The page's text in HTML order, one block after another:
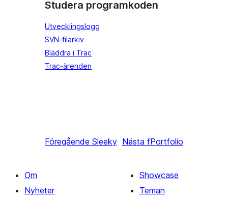
Studera programkoden
Utvecklingslogg
SVN-filarkiv
Bläddra i Trac
Trac-ärenden
Föregående Sleeky Nästa fPortfolio
Om
Nyheter
Showcase
Teman